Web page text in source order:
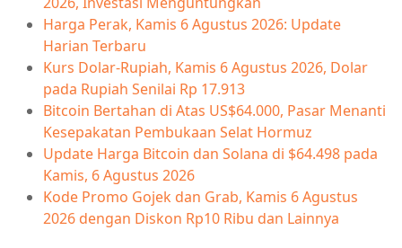
Harga Perak, Kamis 6 Agustus 2026: Update
Harian Terbaru
Kurs Dolar-Rupiah, Kamis 6 Agustus 2026, Dolar
pada Rupiah Senilai Rp 17.913
Bitcoin Bertahan di Atas US$64.000, Pasar Menanti
Kesepakatan Pembukaan Selat Hormuz
Update Harga Bitcoin dan Solana di $64.498 pada
Kamis, 6 Agustus 2026
Kode Promo Gojek dan Grab, Kamis 6 Agustus
2026 dengan Diskon Rp10 Ribu dan Lainnya